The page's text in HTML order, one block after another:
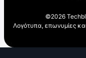
©2026
Λογότυπα, επωνυμίες